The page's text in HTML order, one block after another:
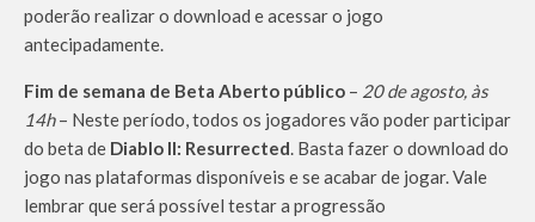
poderão realizar o download e acessar o jogo
antecipadamente.
Fim de semana de Beta Aberto público – 20 de agosto, às
14h– Neste período, todos os jogadores vão poder participar
do beta de Diablo II: Resurrected. Basta fazer o download do
jogo nas plataformas disponíveis e se acabar de jogar. Vale
lembrar que será possível testar a progressão